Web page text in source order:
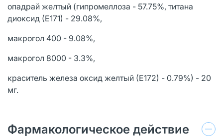
опадрай желтый (гипромеллоза - 57.75%, титана
диоксид (Е171) - 29.08%,
макрогол 400 - 9.08%,
макрогол 8000 - 3.3%,
краситель железа оксид желтый (Е172) - 0.79%) - 20
мг.
Фармакологическое действие